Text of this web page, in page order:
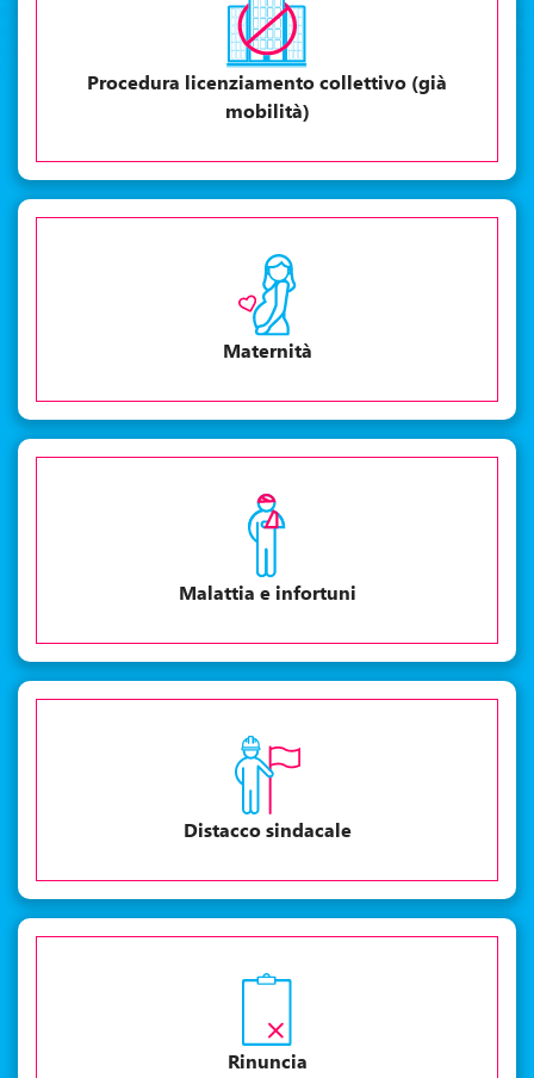
Procedura licenziamento collettivo (già
mobilità)
Maternità
Malattia e infortuni
Distacco sindacale
Rinuncia